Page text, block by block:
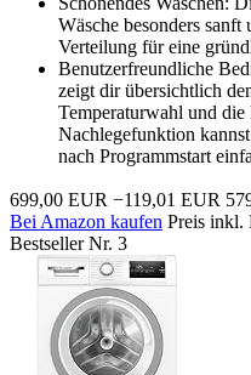
Wäsche besonders
Verteilung für eine
Benutzerfreundliche
zeigt dir übersichtlich
Temperaturwahl und
Nachlegefunktion
nach Programmstart
699,00 EUR −119,01 EUR
Bei Amazon kaufen Preis inkl.
Bestseller Nr. 3